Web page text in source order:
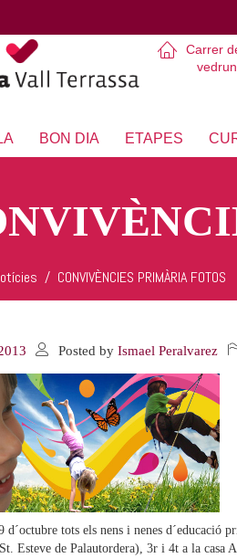
Carrer
BON DIA ETAPES
CONVIVÈNCIES PRIMÀRIA FOTOS
Posted by Ismael Peralvarez
d´octubre tots els nens i nenes
Esteve de Palautordera), 3r i 4t a la